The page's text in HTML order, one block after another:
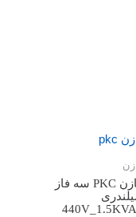
خازن PKC سه فاز